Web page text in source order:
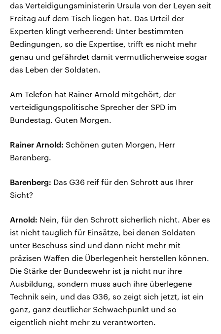
das Verteidigungsministerin Ursula von der Leyen seit
Freitag auf dem Tisch liegen hat. Das Urteil der
Experten klingt verheerend: Unter bestimmten
Bedingungen, so die Expertise, trifft es nicht mehr
genau und gefährdet damit vermutlicherweise sogar
das Leben der Soldaten.
Am Telefon hat Rainer Arnold mitgehört, der
verteidigungspolitische Sprecher der SPD im
Bundestag. Guten Morgen.
Rainer Arnold: Schönen guten Morgen, Herr
Barenberg.
Barenberg: Das G36 reif für den Schrott aus Ihrer
Sicht?
Arnold: Nein, für den Schrott sicherlich nicht. Aber es
ist nicht tauglich für Einsätze, bei denen Soldaten
unter Beschuss sind und dann nicht mehr mit
präzisen Waffen die Überlegenheit herstellen können.
Die Stärke der Bundeswehr ist ja nicht nur ihre
Ausbildung, sondern muss auch ihre überlegene
Technik sein, und das G36, so zeigt sich jetzt, ist ein
ganz, ganz deutlicher Schwachpunkt und so
eigentlich nicht mehr zu verantworten.